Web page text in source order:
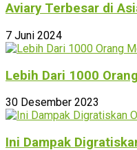
Aviary Terbesar di
7 Juni 2024
Lebih Dari 1000
30 Desember 2023
Ini Dampak